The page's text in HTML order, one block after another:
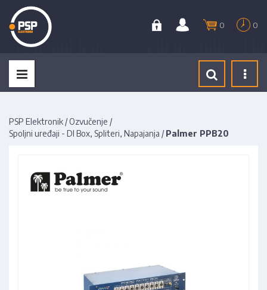
0 0
PSP Elektronik /Ozvučenje /
Spoljni uređaji - DI Box, Spliteri, Napajanja / Palmer PPB20